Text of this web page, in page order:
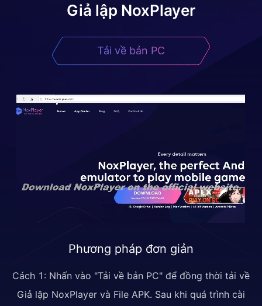
Giả lập NoxPlayer
Tải về bản PC
Phương pháp đơn giản
Cách 1: Nhấn vào "Tải về bản PC" để đồng thời tải về
Giả lập NoxPlayer và File APK. Sau khi quá trình cài